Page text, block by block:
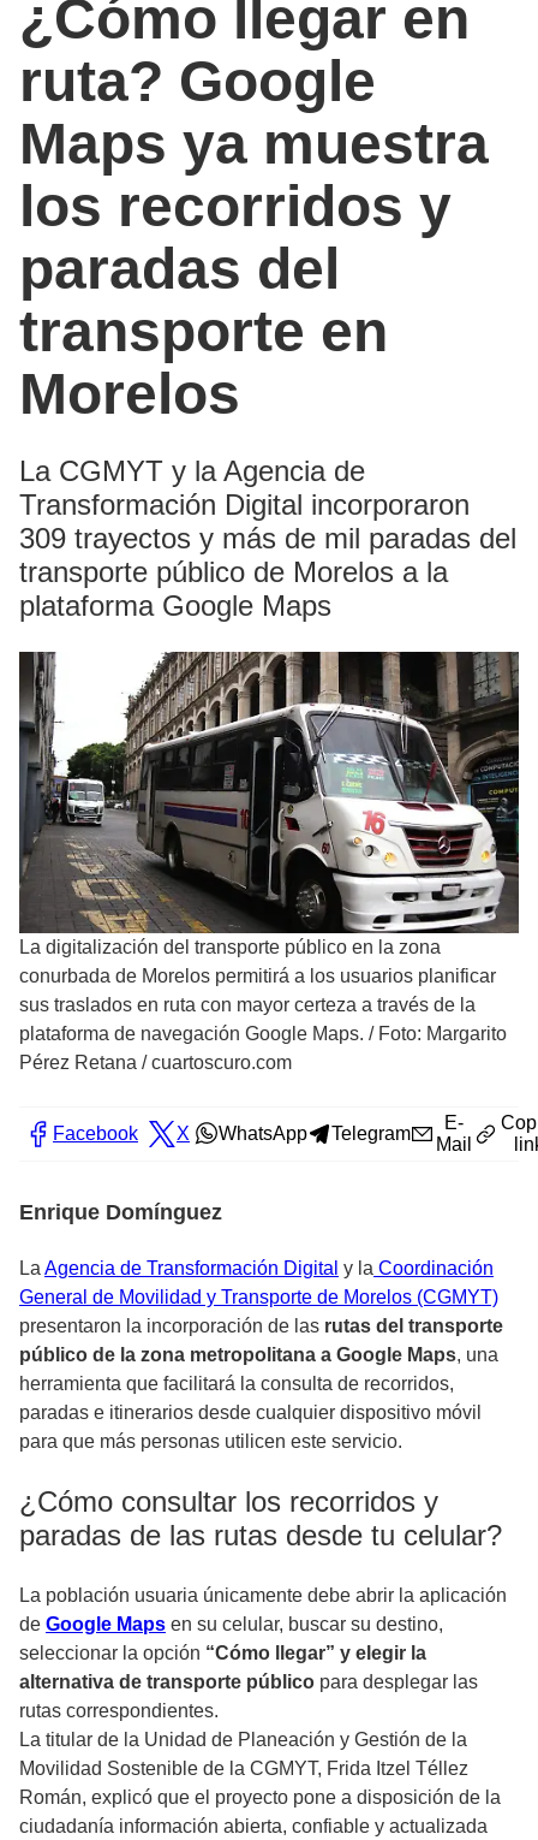
¿Cómo llegar en
ruta? Google
Maps ya muestra
los recorridos y
paradas del
transporte en
Morelos
La CGMYT y la Agencia de
Transformación Digital incorporaron
309 trayectos y más de mil paradas del
transporte público de Morelos a la
plataforma Google Maps
La digitalización del transporte público en la zona
conurbada de Morelos permitirá a los usuarios planificar
sus traslados en ruta con mayor certeza a través de la
plataforma de navegación Google Maps. / Foto: Margarito
Pérez Retana / cuartoscuro.com
Facebook X WhatsApp Telegram
E-
Mail
Enrique Domínguez
La Agencia de Transformación Digital y la Coordinación
General de Movilidad y Transporte de Morelos (CGMYT)
presentaron la incorporación de las rutas del transporte
público de la zona metropolitana a Google Maps, una
herramienta que facilitará la consulta de recorridos,
paradas e itinerarios desde cualquier dispositivo móvil
para que más personas utilicen este servicio.
¿Cómo consultar los recorridos y
paradas de las rutas desde tu celular?
La población usuaria únicamente debe abrir la aplicación
de Google Maps en su celular, buscar su destino,
seleccionar la opción “Cómo llegar” y elegir la
alternativa de transporte público para desplegar las
rutas correspondientes.
La titular de la Unidad de Planeación y Gestión de la
Movilidad Sostenible de la CGMYT, Frida Itzel Téllez
Román, explicó que el proyecto pone a disposición de la
ciudadanía información abierta, confiable y actualizada